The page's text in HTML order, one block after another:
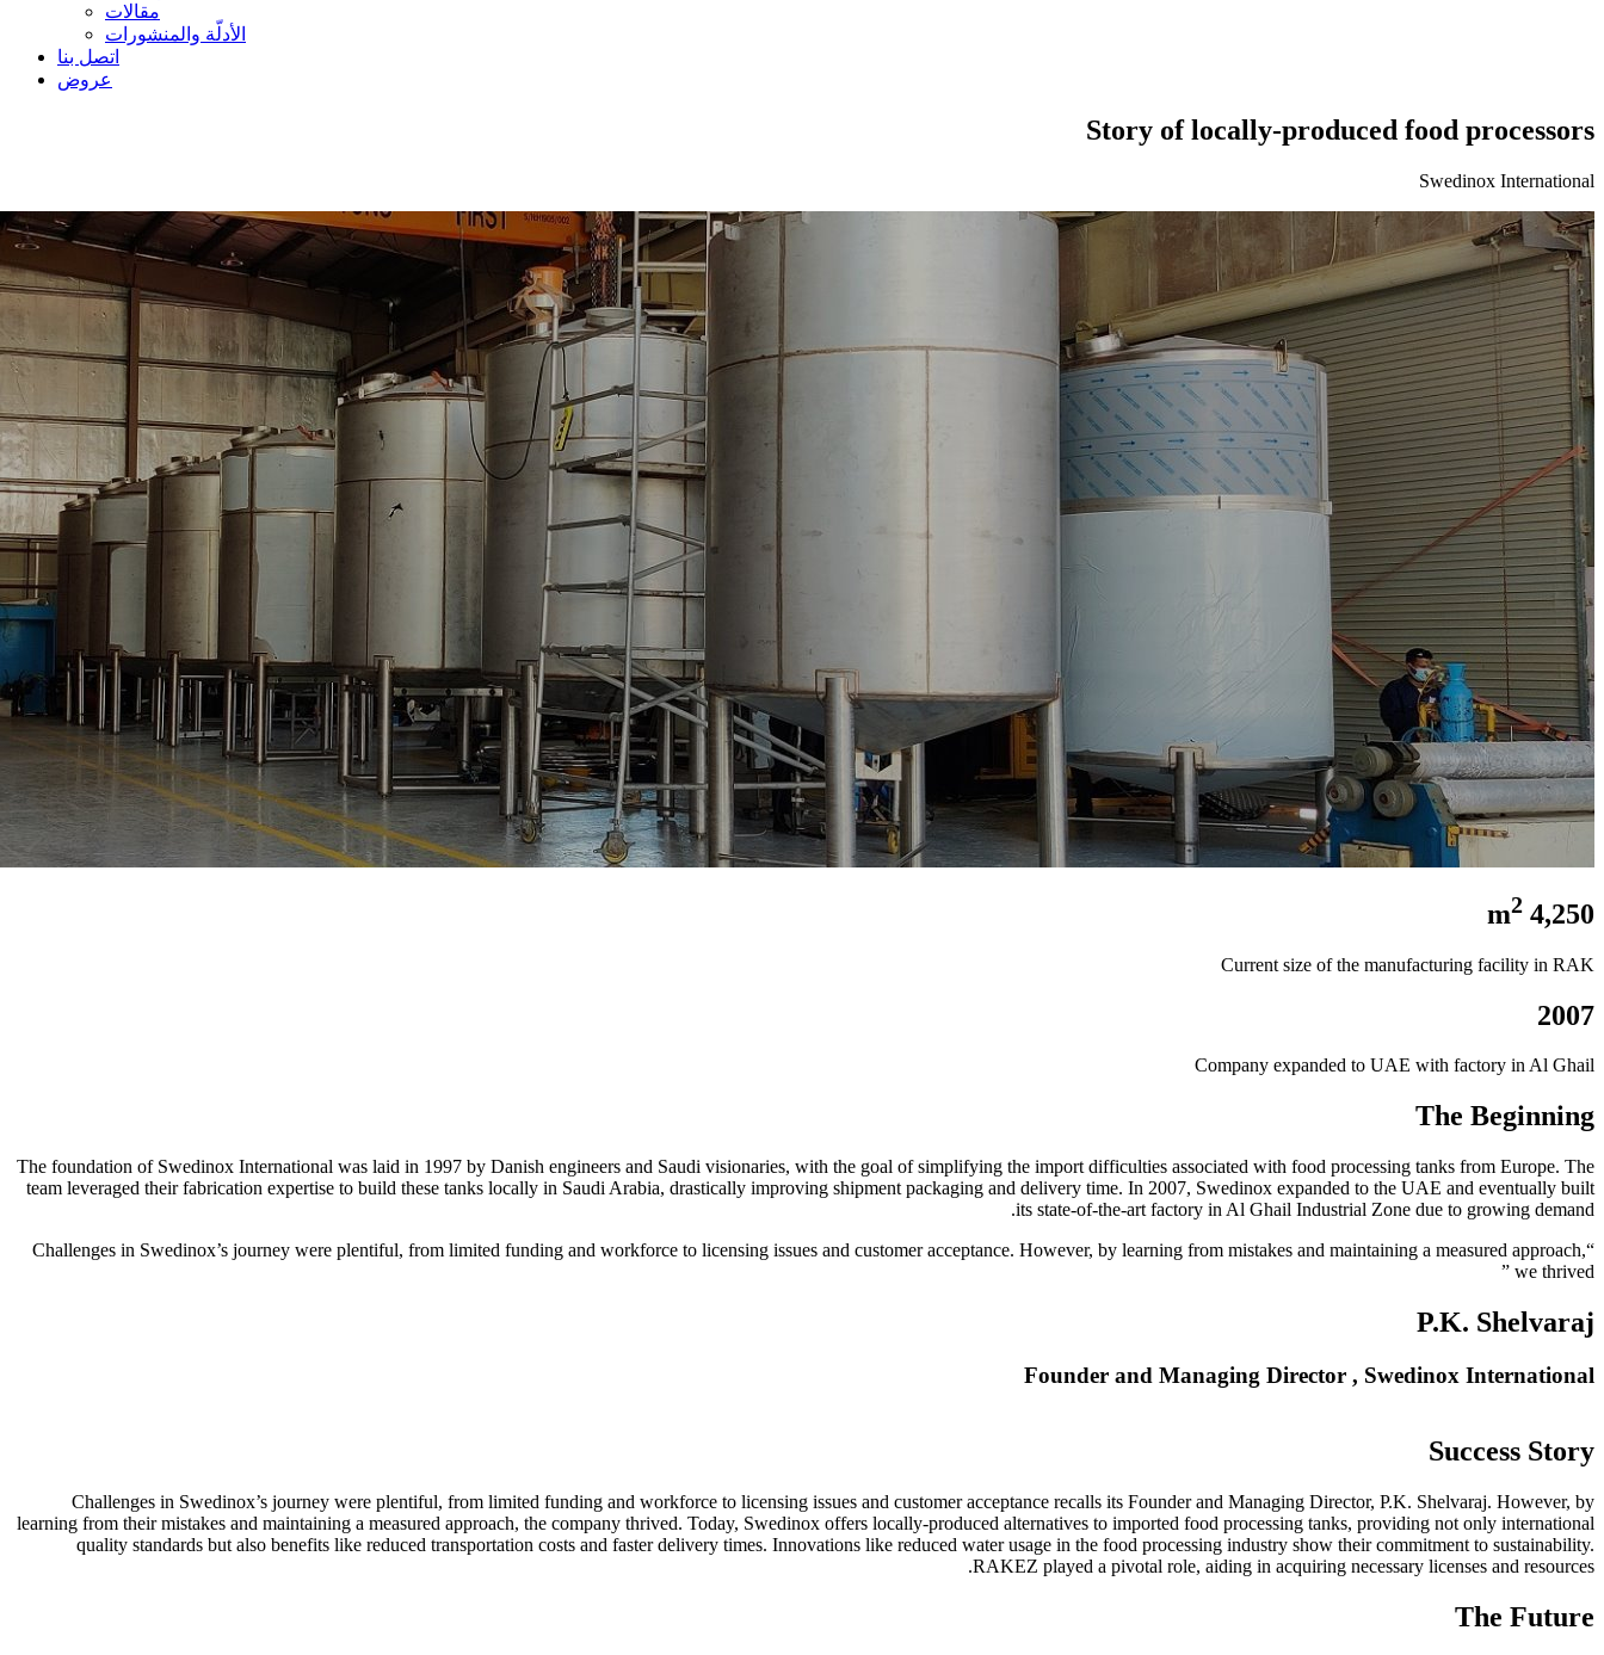
مقالات
الأدلّة والمنشورات
اتصل بنا
عروض
Story of locally-produced food processors
Swedinox International
4,250 m
2
Current size of the manufacturing facility in RAK
2007
Company expanded to UAE with factory in Al Ghail
The Beginning
The foundation of Swedinox International was laid in 1997 by Danish engineers and Saudi visionaries, with the goal of simplifying the import difficulties associated with food processing tanks from Europe. The
team leveraged their fabrication expertise to build these tanks locally in Saudi Arabia, drastically improving shipment packaging and delivery time. In 2007, Swedinox expanded to the UAE and eventually built
its state-of-the-art factory in Al Ghail Industrial Zone due to growing demand.
“Challenges in Swedinox’s journey were plentiful, from limited funding and workforce to licensing issues and customer acceptance. However, by learning from mistakes and maintaining a measured approach,
we thrived ”
P.K. Shelvaraj
Founder and Managing Director , Swedinox International
Success Story
Challenges in Swedinox’s journey were plentiful, from limited funding and workforce to licensing issues and customer acceptance recalls its Founder and Managing Director, P.K. Shelvaraj. However, by
learning from their mistakes and maintaining a measured approach, the company thrived. Today, Swedinox offers locally-produced alternatives to imported food processing tanks, providing not only international
quality standards but also benefits like reduced transportation costs and faster delivery times. Innovations like reduced water usage in the food processing industry show their commitment to sustainability.
RAKEZ played a pivotal role, aiding in acquiring necessary licenses and resources.
The Future